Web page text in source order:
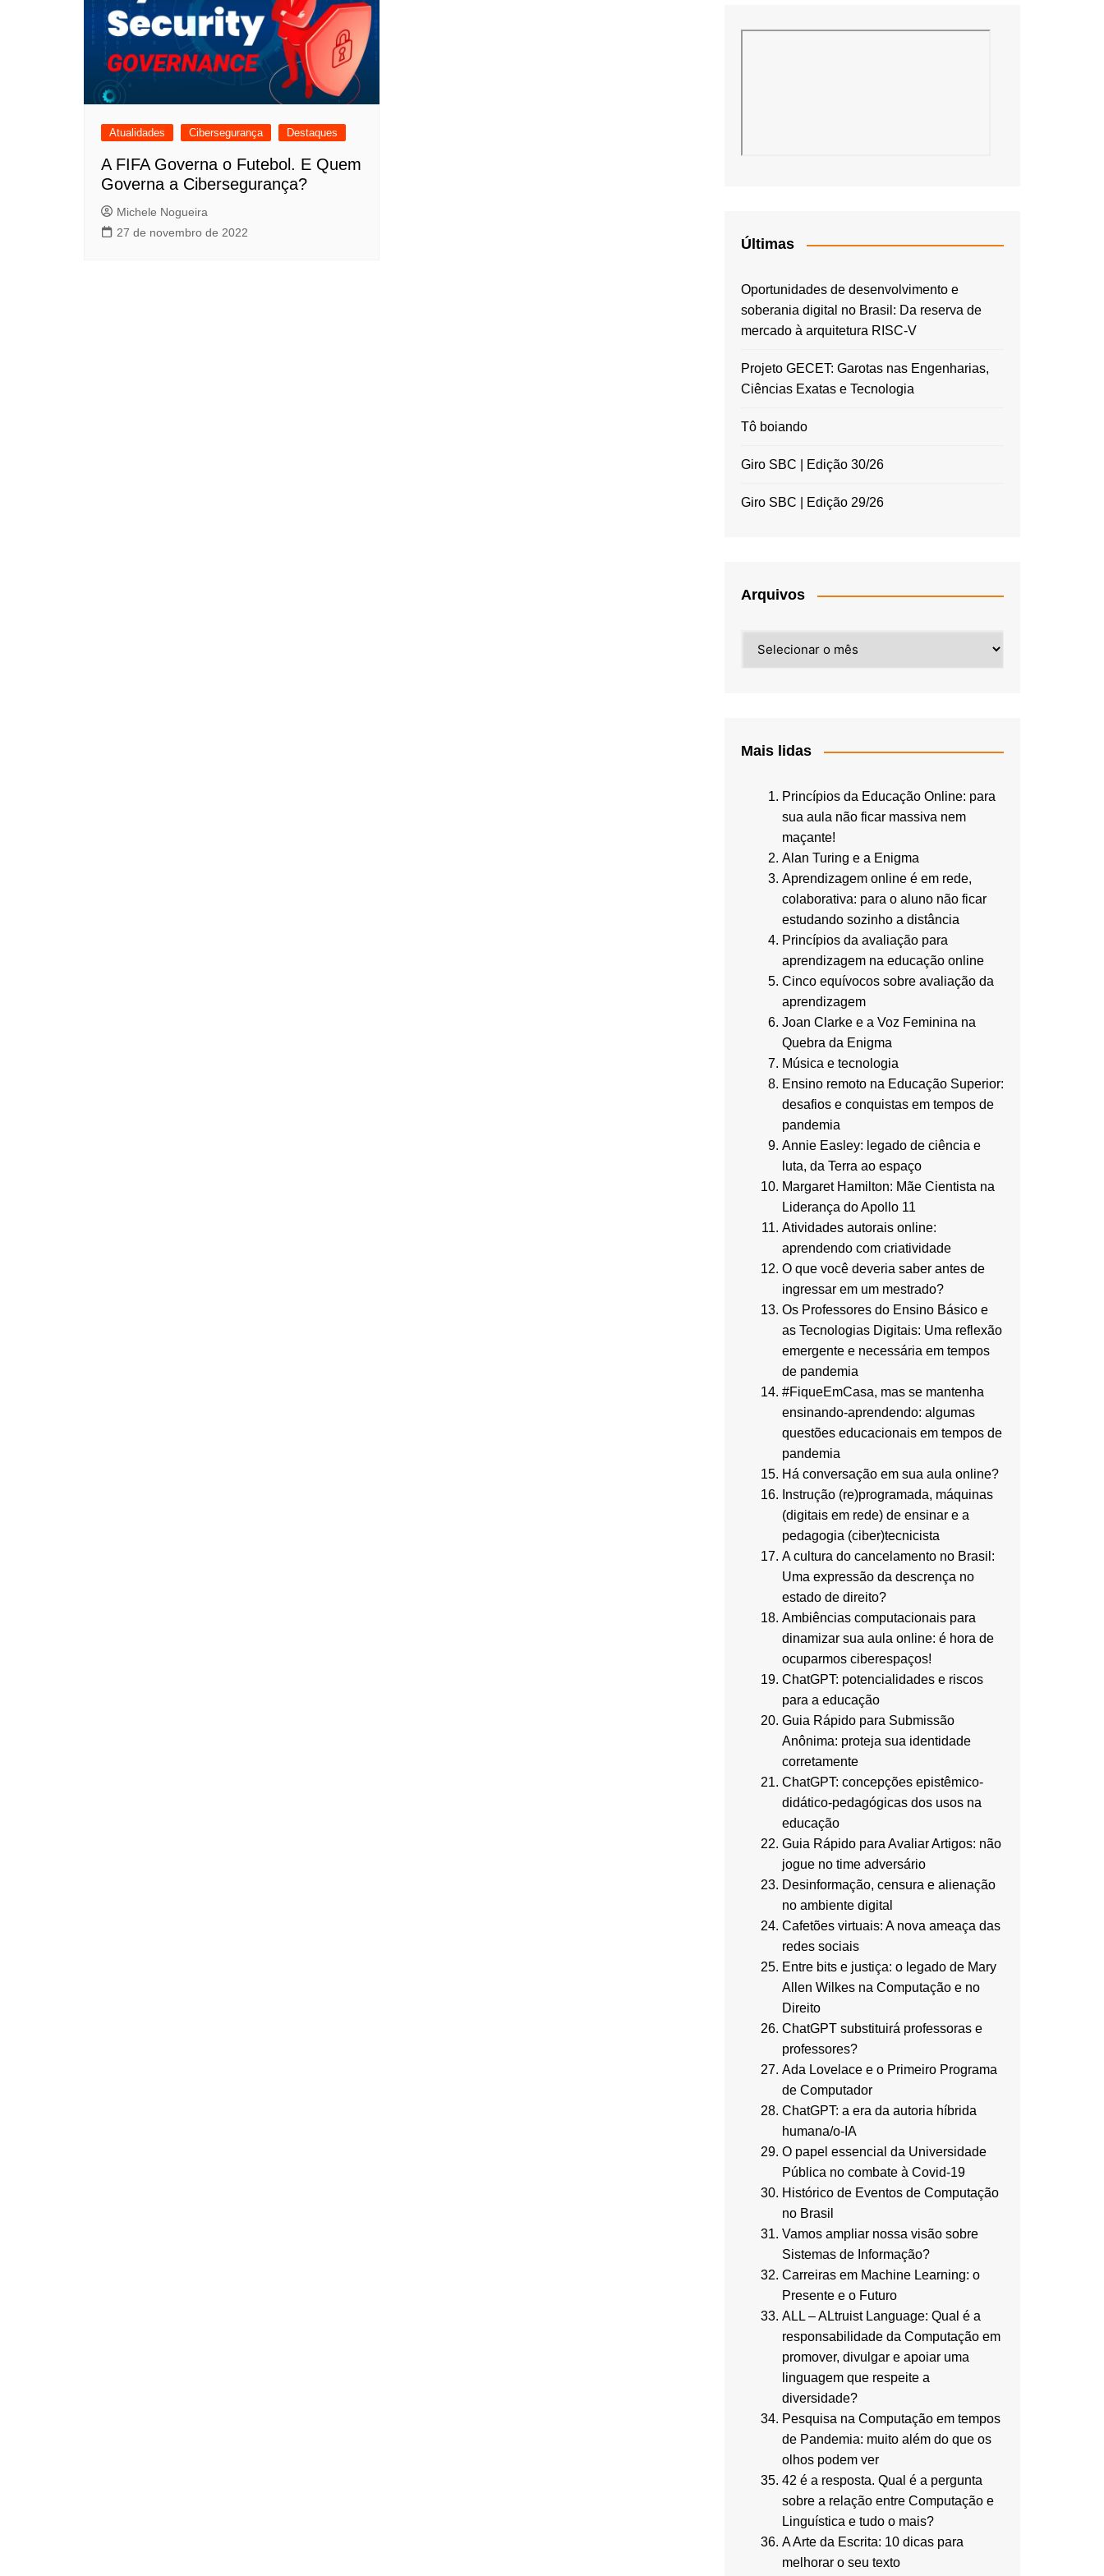
Meninas Digitais
Personalidades da
Computação
Variedades
Atualidades Cibersegurança Destaques
A FIFA Governa o Futebol. E Quem
Governa a Cibersegurança?
Michele Nogueira
27 de novembro de 2022
Últimas
Oportunidades de desenvolvimento e
soberania digital no Brasil: Da reserva de
mercado à arquitetura RISC-V
Projeto GECET: Garotas nas Engenharias,
Ciências Exatas e Tecnologia
Tô boiando
Giro SBC | Edição 30/26
Giro SBC | Edição 29/26
Arquivos
Mais lidas
Princípios da Educação Online: para
sua aula não ficar massiva nem
maçante!
Alan Turing e a Enigma
Aprendizagem online é em rede,
colaborativa: para o aluno não ficar
estudando sozinho a distância
Princípios da avaliação para
aprendizagem na educação online
Cinco equívocos sobre avaliação da
aprendizagem
Joan Clarke e a Voz Feminina na
Quebra da Enigma
Música e tecnologia
Ensino remoto na Educação Superior:
desafios e conquistas em tempos de
pandemia
Annie Easley: legado de ciência e
luta, da Terra ao espaço
Margaret Hamilton: Mãe Cientista na
Liderança do Apollo 11
Atividades autorais online:
aprendendo com criatividade
O que você deveria saber antes de
ingressar em um mestrado?
Os Professores do Ensino Básico e
as Tecnologias Digitais: Uma reflexão
emergente e necessária em tempos
de pandemia
#FiqueEmCasa, mas se mantenha
ensinando-aprendendo: algumas
questões educacionais em tempos de
pandemia
Há conversação em sua aula online?
Instrução (re)programada, máquinas
(digitais em rede) de ensinar e a
pedagogia (ciber)tecnicista
A cultura do cancelamento no Brasil:
Uma expressão da descrença no
estado de direito?
Ambiências computacionais para
dinamizar sua aula online: é hora de
ocuparmos ciberespaços!
ChatGPT: potencialidades e riscos
para a educação
Guia Rápido para Submissão
Anônima: proteja sua identidade
corretamente
ChatGPT: concepções epistêmico-
didático-pedagógicas dos usos na
educação
Guia Rápido para Avaliar Artigos: não
jogue no time adversário
Desinformação, censura e alienação
no ambiente digital
Cafetões virtuais: A nova ameaça das
redes sociais
Entre bits e justiça: o legado de Mary
Allen Wilkes na Computação e no
Direito
ChatGPT substituirá professoras e
professores?
Ada Lovelace e o Primeiro Programa
de Computador
ChatGPT: a era da autoria híbrida
humana/o-IA
O papel essencial da Universidade
Pública no combate à Covid-19
Histórico de Eventos de Computação
no Brasil
Vamos ampliar nossa visão sobre
Sistemas de Informação?
Carreiras em Machine Learning: o
Presente e o Futuro
ALL – ALtruist Language: Qual é a
responsabilidade da Computação em
promover, divulgar e apoiar uma
linguagem que respeite a
diversidade?
Pesquisa na Computação em tempos
de Pandemia: muito além do que os
olhos podem ver
42 é a resposta. Qual é a pergunta
sobre a relação entre Computação e
Linguística e tudo o mais?
A Arte da Escrita: 10 dicas para
melhorar o seu texto